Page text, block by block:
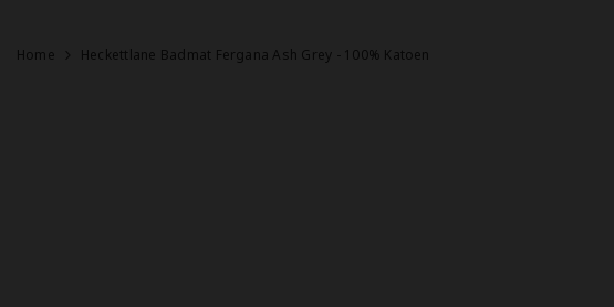
Home Heckettlane Badmat Fergana Ash Grey - 100% Katoen